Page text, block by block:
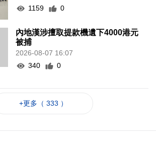
1159
0
內地漢涉擅取提款機遺下4000港元
被捕
2026-08-07 16:07
340
0
+更多（ 333 ）